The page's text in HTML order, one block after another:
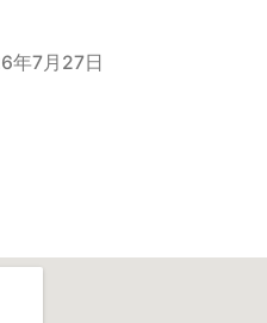
年7月27日